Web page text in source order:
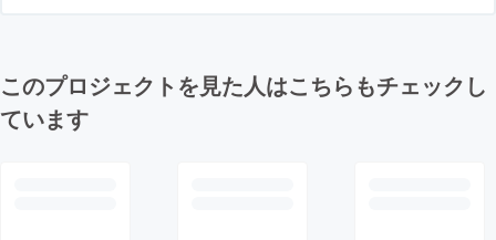
このプロジェクトを見た人はこちらもチェックし
ています